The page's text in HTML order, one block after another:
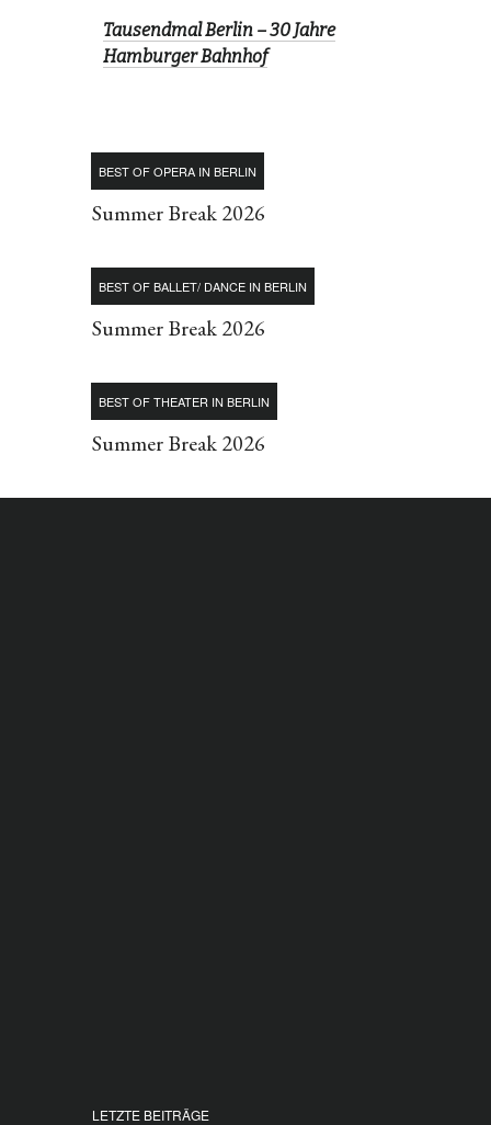
Tausendmal Berlin – 30 Jahre
Hamburger Bahnhof
BEST OF OPERA IN BERLIN
Summer Break 2026
BEST OF BALLET/ DANCE IN BERLIN
Summer Break 2026
BEST OF THEATER IN BERLIN
Summer Break 2026
LETZTE BEITRÄGE